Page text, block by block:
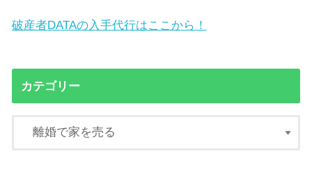
破産者DATAの入手代行はここから！
カテゴリー